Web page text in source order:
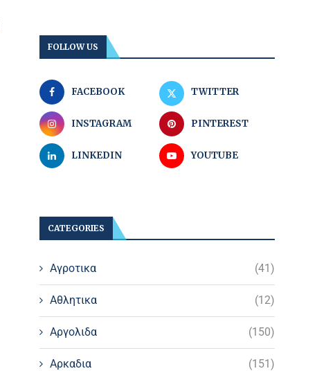
FOLLOW US
FACEBOOK TWITTER
INSTAGRAM PINTEREST
LINKEDIN YOUTUBE
CATEGORIES
Αγροτικα (41)
Αθλητικα (12)
Αργολιδα (150)
Αρκαδια (151)